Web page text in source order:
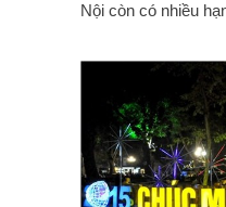
Nội còn có nhiều